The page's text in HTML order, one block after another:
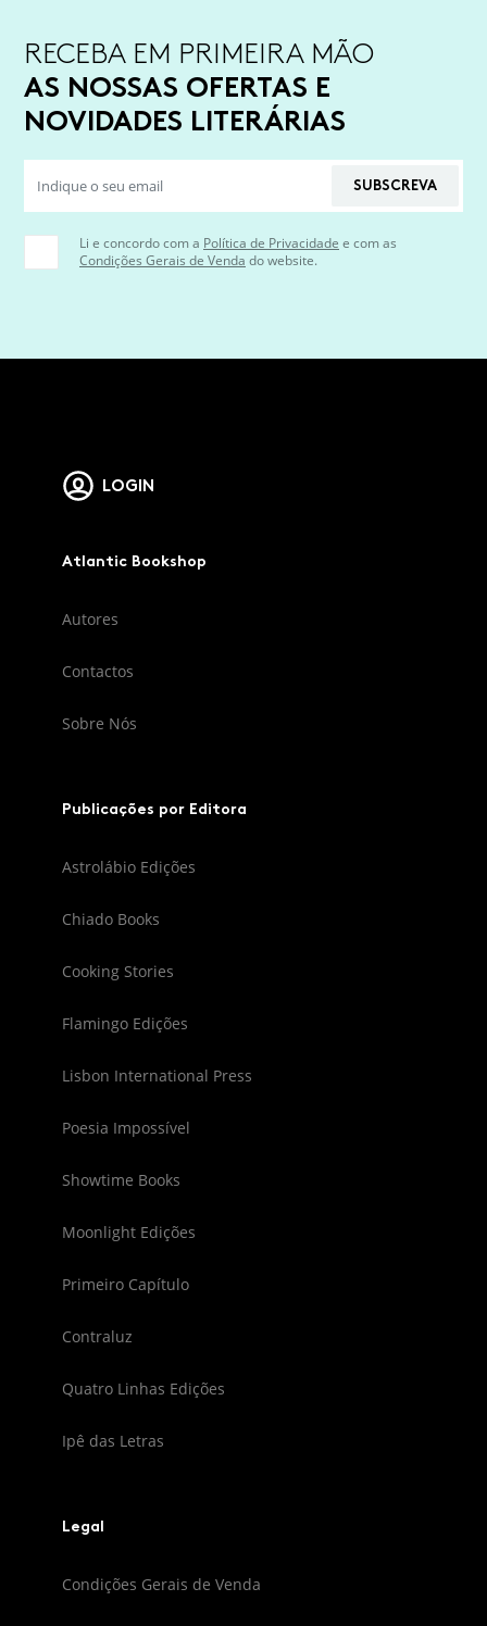
RECEBA EM PRIMEIRA MÃO
AS NOSSAS OFERTAS E
NOVIDADES LITERÁRIAS
SUBSCREVA
Li e concordo com a Política de Privacidade e com as
Condições Gerais de Venda do website.
LOGIN
Atlantic Bookshop
Autores
Contactos
Sobre Nós
Publicações por Editora
Astrolábio Edições
Chiado Books
Cooking Stories
Flamingo Edições
Lisbon International Press
Poesia Impossível
Showtime Books
Moonlight Edições
Primeiro Capítulo
Contraluz
Quatro Linhas Edições
Ipê das Letras
Legal
Condições Gerais de Venda